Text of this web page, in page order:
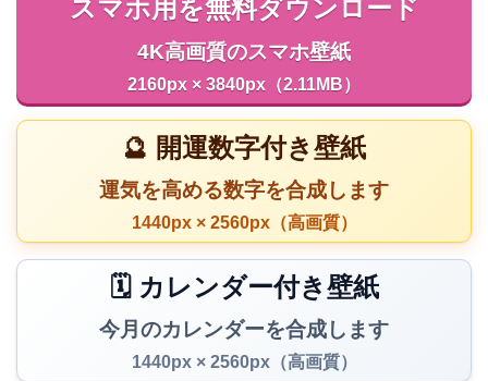
スマホ用を無料ダウンロード
4K高画質のスマホ壁紙
2160px × 3840px（2.11MB）
🔮 開運数字付き壁紙
運気を高める数字を合成します
1440px × 2560px（高画質）
🗓️ カレンダー付き壁紙
今月のカレンダーを合成します
1440px × 2560px（高画質）